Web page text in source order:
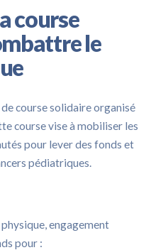
course
le
course solidaire organisé
course vise à mobiliser les
pour lever des fonds et
pédiatriques.
engagement
pour :